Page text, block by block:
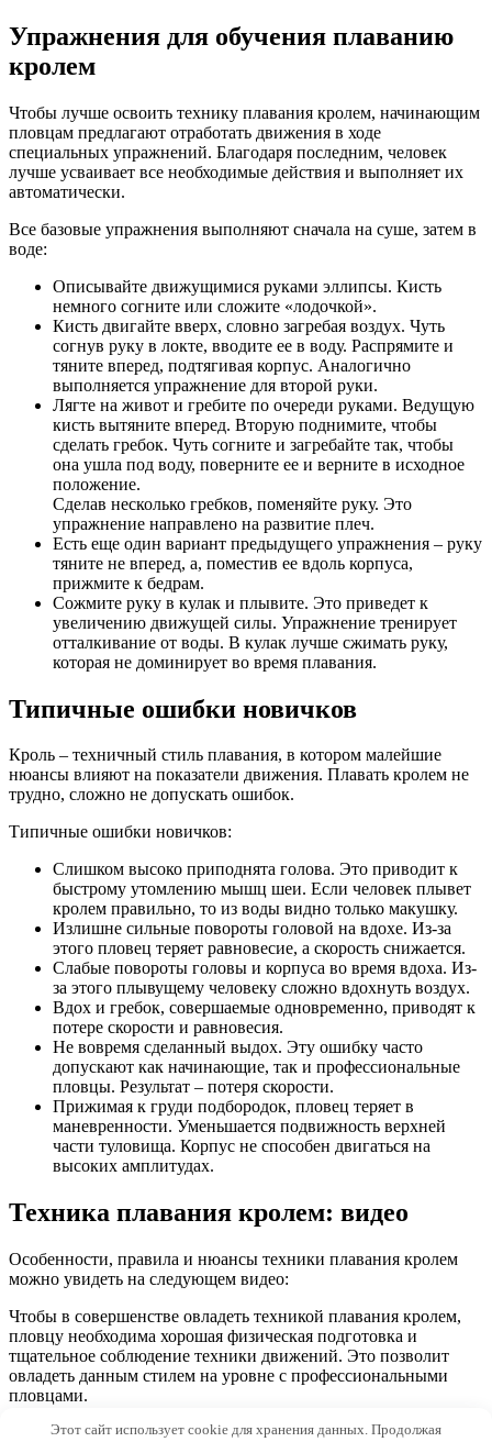
Упражнения для обучения плаванию
кролем
Чтобы лучше освоить технику плавания кролем, начинающим
пловцам предлагают отработать движения в ходе
специальных упражнений. Благодаря последним, человек
лучше усваивает все необходимые действия и выполняет их
автоматически.
Все базовые упражнения выполняют сначала на суше, затем в
воде:
Описывайте движущимися руками эллипсы. Кисть
немного согните или сложите «лодочкой».
Кисть двигайте вверх, словно загребая воздух. Чуть
согнув руку в локте, вводите ее в воду. Распрямите и
тяните вперед, подтягивая корпус. Аналогично
выполняется упражнение для второй руки.
Лягте на живот и гребите по очереди руками. Ведущую
кисть вытяните вперед. Вторую поднимите, чтобы
сделать гребок. Чуть согните и загребайте так, чтобы
она ушла под воду, поверните ее и верните в исходное
положение.
Сделав несколько гребков, поменяйте руку. Это
упражнение направлено на развитие плеч.
Есть еще один вариант предыдущего упражнения – руку
тяните не вперед, а, поместив ее вдоль корпуса,
прижмите к бедрам.
Сожмите руку в кулак и плывите. Это приведет к
увеличению движущей силы. Упражнение тренирует
отталкивание от воды. В кулак лучше сжимать руку,
которая не доминирует во время плавания.
Типичные ошибки новичков
Кроль – техничный стиль плавания, в котором малейшие
нюансы влияют на показатели движения. Плавать кролем не
трудно, сложно не допускать ошибок.
Типичные ошибки новичков:
Слишком высоко приподнята голова. Это приводит к
быстрому утомлению мышц шеи. Если человек плывет
кролем правильно, то из воды видно только макушку.
Излишне сильные повороты головой на вдохе. Из-за
этого пловец теряет равновесие, а скорость снижается.
Слабые повороты головы и корпуса во время вдоха. Из-
за этого плывущему человеку сложно вдохнуть воздух.
Вдох и гребок, совершаемые одновременно, приводят к
потере скорости и равновесия.
Не вовремя сделанный выдох. Эту ошибку часто
допускают как начинающие, так и профессиональные
пловцы. Результат – потеря скорости.
Прижимая к груди подбородок, пловец теряет в
маневренности. Уменьшается подвижность верхней
части туловища. Корпус не способен двигаться на
высоких амплитудах.
Техника плавания кролем: видео
Особенности, правила и нюансы техники плавания кролем
можно увидеть на следующем видео:
Чтобы в совершенстве овладеть техникой плавания кролем,
пловцу необходима хорошая физическая подготовка и
тщательное соблюдение техники движений. Это позволит
овладеть данным стилем на уровне с профессиональными
пловцами.
© 2026 Morevdome.com
Этот сайт использует cookie для хранения данных. Продолжая